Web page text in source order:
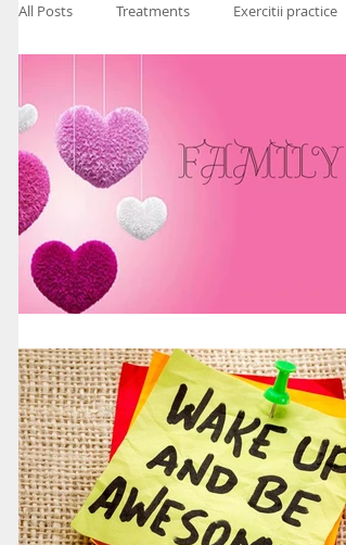
All Posts Treatments Exercitii practice